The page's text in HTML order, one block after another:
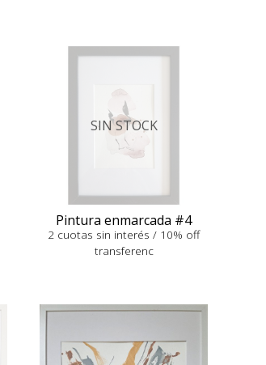
SIN STOCK
Pintura enmarcada #4
2 cuotas sin interés / 10% off
transferenc